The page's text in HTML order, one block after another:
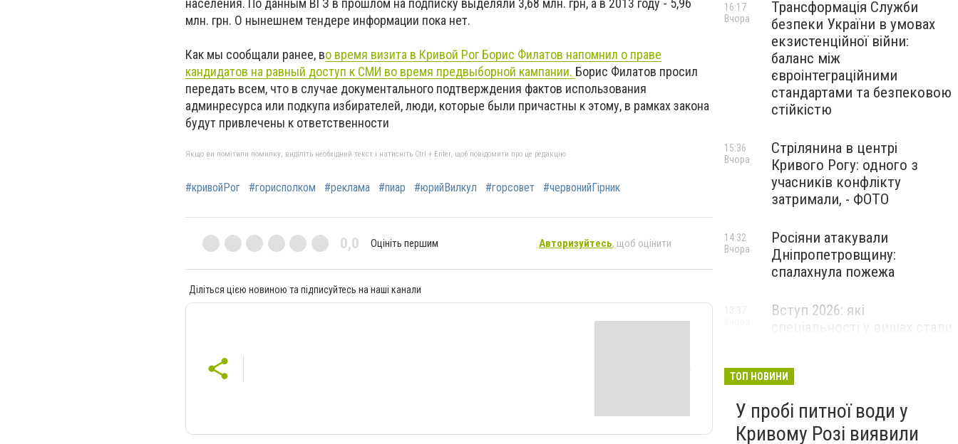
населения. По данным ВГЗ в прошлом на подписку выделяли 3,68 млн. грн, а в 2013 году - 5,96
млн. грн. О нынешнем тендере информации пока нет.
Как мы сообщали ранее, во время визита в Кривой Рог Борис Филатов напомнил о праве
кандидатов на равный доступ к СМИ во время предвыборной кампании. Борис Филатов просил
передать всем, что в случае документального подтверждения фактов использования
админресурса или подкупа избирателей, люди, которые были причастны к этому, в рамках закона
будут привлечены к ответственности
Якщо ви помітили помилку, виділіть необхідний текст і натисніть Ctrl + Enter, щоб повідомити про це редакцію
#кривойРог #горисполком #реклама #пиар #юрийВилкул #горсовет #червонийГірник
0,0 Оцініть першим Авторизуйтесь, щоб оцінити
Діліться цією новиною та підписуйтесь на наші канали
Трансформація Служби
безпеки України в умовах
екзистенційної війни:
баланс між
євроінтеграційними
стандартами та безпековою
стійкістю
16:17
Вчора
Стрілянина в центрі
Кривого Рогу: одного з
учасників конфлікту
затримали, - ФОТО
15:36
Вчора
Росіяни атакували
Дніпропетровщину:
спалахнула пожежа
14:32
Вчора
Вступ 2026: які
ТОП НОВИНИ
У пробі питної води у
Кривому Розі виявили